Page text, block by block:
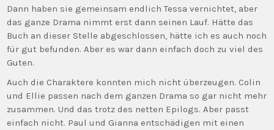
Dann haben sie gemeinsam endlich Tessa vernichtet, aber
das ganze Drama nimmt erst dann seinen Lauf. Hätte das
Buch an dieser Stelle abgeschlossen, hätte ich es auch noch
für gut befunden. Aber es war dann einfach doch zu viel des
Guten.
Auch die Charaktere konnten mich nicht überzeugen. Colin
und Ellie passen nach dem ganzen Drama so gar nicht mehr
zusammen. Und das trotz des netten Epilogs. Aber passt
einfach nicht. Paul und Gianna entschädigen mit einen